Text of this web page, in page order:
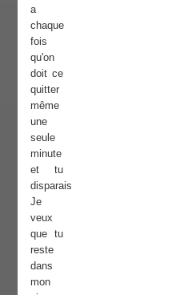
a
chaque
fois
qu'on
doit ce
quitter
même
une
seule
minute
et tu
disparais
Je
veux
que tu
reste
dans
mon